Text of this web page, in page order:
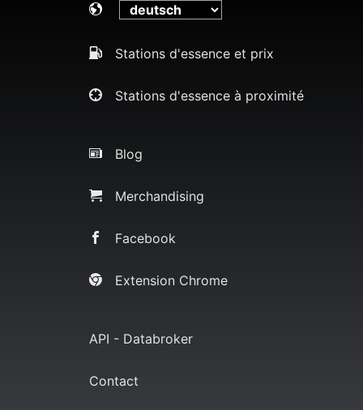
Stations d'essence et prix
Stations d'essence à proximité
Blog
Merchandising
Facebook
Extension Chrome
API - Databroker
Contact